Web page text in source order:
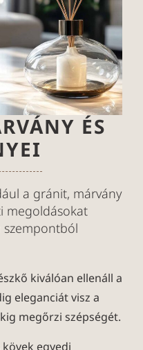
ÉS
a gránit, márvány
megoldásokat
szempontból
kiválóan ellenáll a
eleganciát visz a
megőrzi szépségét.
egyedi